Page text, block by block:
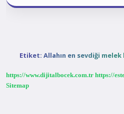
Etiket: Allahın en sevdiği
https://www.dijitalbocek.com.tr https://
Sitemap